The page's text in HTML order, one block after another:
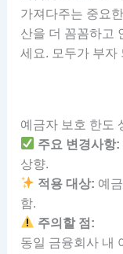
가져다주는 중요
산을 더 꼼꼼하고
세요. 모두가 부자
예금자 보호 한도
주요 변경사항:
상향.
적용 대상: 예
함.
주의할 점:
동일 금융회사 내